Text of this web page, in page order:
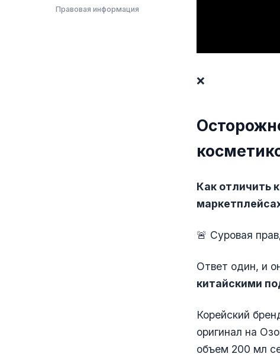
Правовая информация
❌
Как отличить
🚨 Суровая
Ответ один, и
китайскими
Корейский
оригинал на
объем 200 мл